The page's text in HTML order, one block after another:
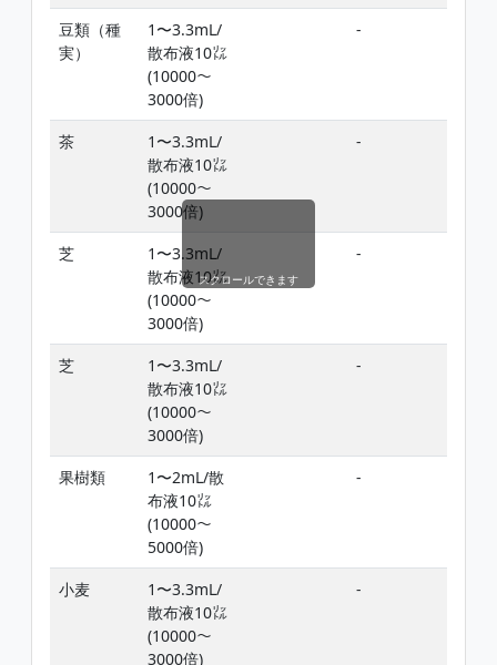
豆類（種
実）
1〜3.3mL/
散布液10㍑
(10000〜
3000倍)
-
茶
1〜3.3mL/
散布液10㍑
(10000〜
3000倍)
-
芝
1〜3.3mL/
散布液10㍑
(10000〜
3000倍)
-
芝
1〜3.3mL/
散布液10㍑
(10000〜
3000倍)
-
果樹類
1〜2mL/散
布液10㍑
(10000〜
5000倍)
-
小麦
1〜3.3mL/
散布液10㍑
(10000〜
3000倍)
-
スクロールできます